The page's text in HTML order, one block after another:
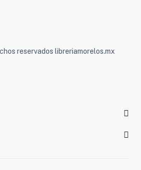
reservados libreriamorelos.mx